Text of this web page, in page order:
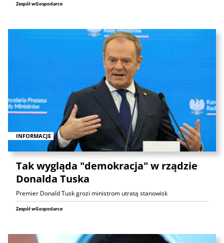
Zespół wGospodarce
INFORMACJE
Tak wygląda "demokracja" w rządzie
Donalda Tuska
Premier Donald Tusk grozi ministrom utratą stanowisk
Zespół wGospodarce